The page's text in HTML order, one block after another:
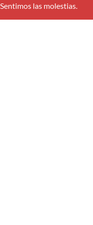
Sentimos las molestias.